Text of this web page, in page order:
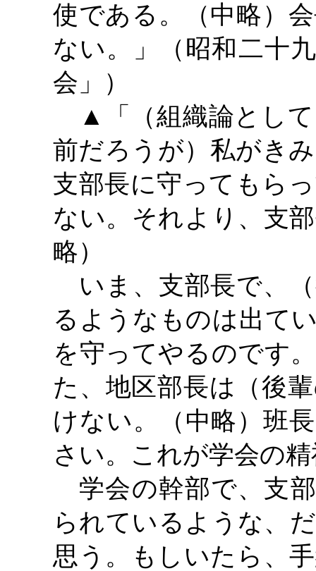
使である。（中略）
ない。」（昭和二十
会」）
▲「（組織論とし
前だろうが）私がき
支部長に守ってもら
ない。それより、支
略）
いま、支部長で、
るようなものは出て
を守ってやるのです
た、地区部長は（後
けない。（中略）班
さい。これが学会の
学会の幹部で、支
られているような、
思う。もしいたら、